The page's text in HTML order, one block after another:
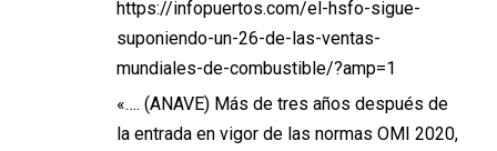
https://infopuertos.com/el-hsfo-sigue-
suponiendo-un-26-de-las-ventas-
mundiales-de-combustible/?amp=1
«…. (ANAVE) Más de tres años después de
la entrada en vigor de las normas OMI 2020,